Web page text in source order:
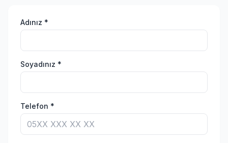
Adınız *
Soyadınız *
Telefon *